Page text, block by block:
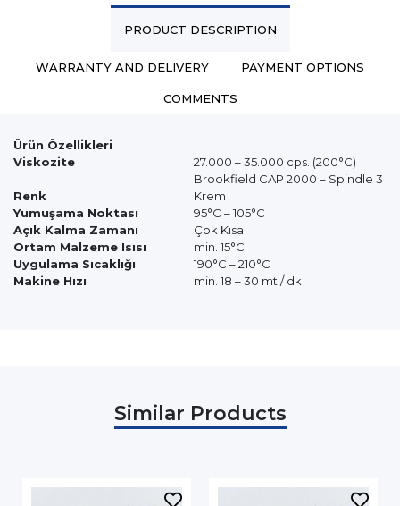
PRODUCT DESCRIPTION
WARRANTY AND DELIVERY PAYMENT OPTIONS
COMMENTS
Ürün Özellikleri
Viskozite
27.000 – 35.000 cps. (200°C)
Brookfield CAP 2000 – Spindle 3
Renk
Krem
Yumuşama Noktası
95°C – 105°C
Açık Kalma Zamanı
Çok Kısa
Ortam Malzeme Isısı
min. 15°C
Uygulama Sıcaklığı
190°C – 210°C
Makine Hızı
min. 18 – 30 mt / dk
Similar Products